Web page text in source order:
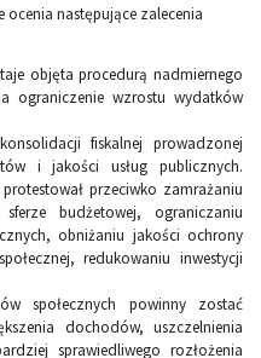
ocenia następujące zalecenia
objęta procedurą nadmiernego
ograniczenie wzrostu wydatków
fiskalnej prowadzonej
i jakości usług publicznych.
przeciwko zamrażaniu
budżetowej, ograniczaniu
obniżaniu jakości ochrony
redukowaniu inwestycji
społecznych powinny zostać
dochodów, uszczelnienia
sprawiedliwego rozłożenia